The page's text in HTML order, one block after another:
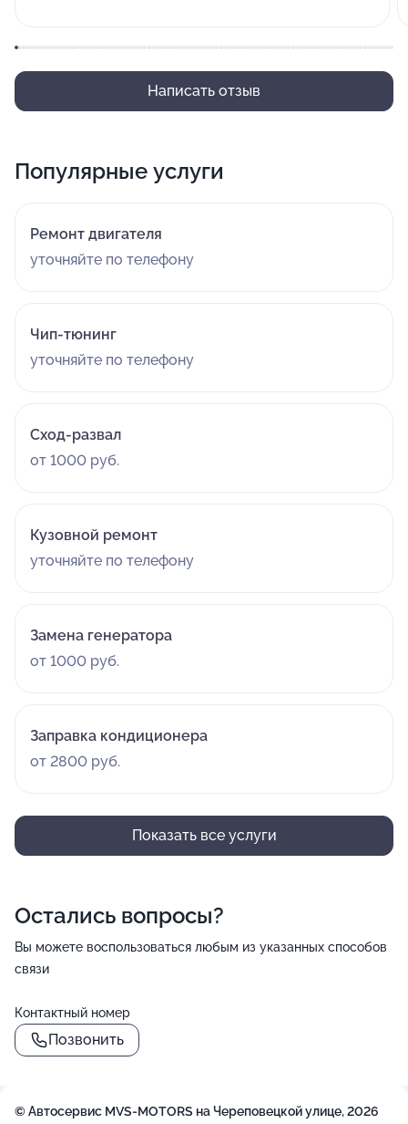
Написать отзыв
Популярные услуги
Ремонт двигателя
уточняйте по телефону
Чип-тюнинг
уточняйте по телефону
Сход-развал
от 1000 руб.
Кузовной ремонт
уточняйте по телефону
Замена генератора
от 1000 руб.
Заправка кондиционера
от 2800 руб.
Показать все услуги
Остались вопросы?
Вы можете воспользоваться любым из указанных способов
связи
Контактный номер
Позвонить
© Автосервис MVS-MOTORS на Череповецкой улице, 2026